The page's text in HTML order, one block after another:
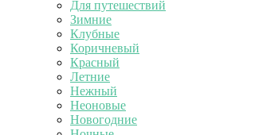
Для путешествий
Зимние
Клубные
Коричневый
Красный
Летние
Нежный
Неоновые
Новогодние